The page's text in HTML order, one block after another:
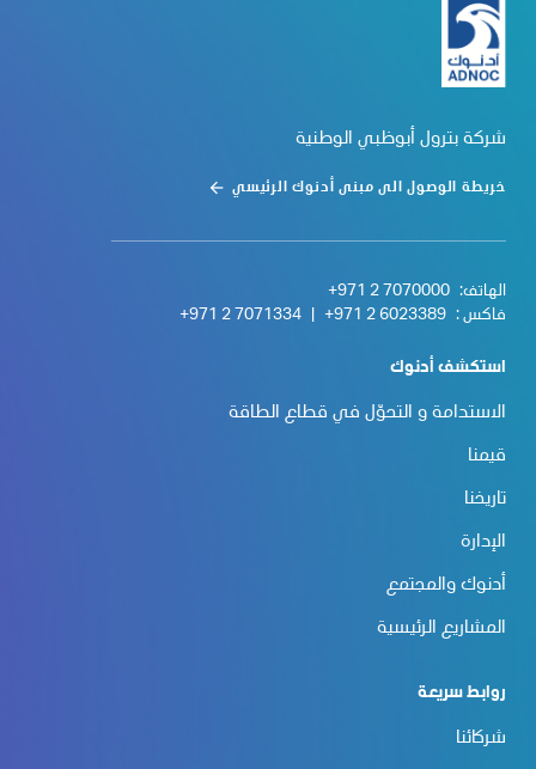
شركة بترول أبوظبي الوطنية
خريطة الوصول الى مبنى أدنوك الرئيسي
الهاتف: +971 2 7070000
فاكس : +971 2 6023389
+971 2 7071334
استكشف أدنوك
الاستدامة و التحوّل في قطاع الطاقة
قيمنا
تاريخنا
الإدارة
أدنوك والمجتمع
المشاريع الرئيسية
روابط سريعة
شركائنا